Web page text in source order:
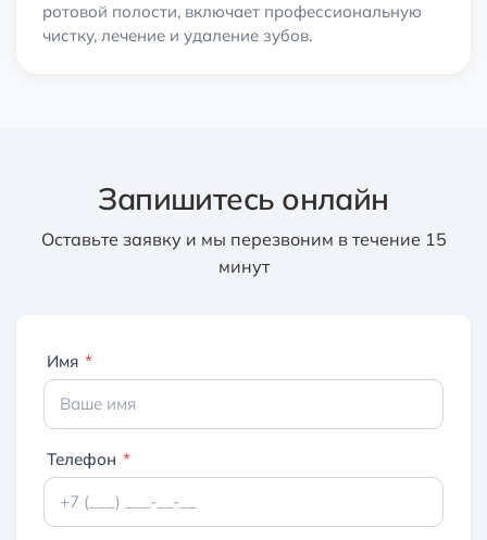
ротовой полости, включает профессиональную
чистку, лечение и удаление зубов.
Запишитесь онлайн
Оставьте заявку и мы перезвоним в течение 15
минут
Имя *
Телефон *